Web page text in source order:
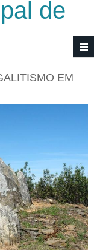
de
EM